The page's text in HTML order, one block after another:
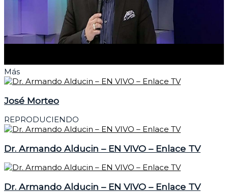
Más
José Morteo
REPRODUCIENDO
Dr. Armando Alducin – EN VIVO – Enlace TV
Dr. Armando Alducin – EN VIVO – Enlace TV